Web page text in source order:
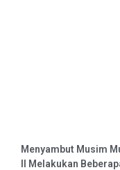
Menyambut Musim
II Melakukan